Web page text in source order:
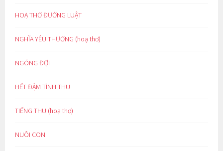
HOẠ THƠ ĐƯỜNG LUẬT
NGHĨA YÊU THƯƠNG (hoạ thơ)
NGÓNG ĐỢI
HẾT ĐẬM TÌNH THU
TIẾNG THU (hoạ thơ)
NUÔI CON